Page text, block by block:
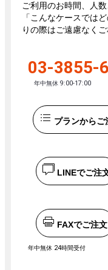
ご利用のお時間、人
「こんなケースでは
りの際はご遠慮なく
03-3855-
年中無休 9:00-17:00
プランからご
LINEでご注
FAXでご注文
年中無休 24時間受付